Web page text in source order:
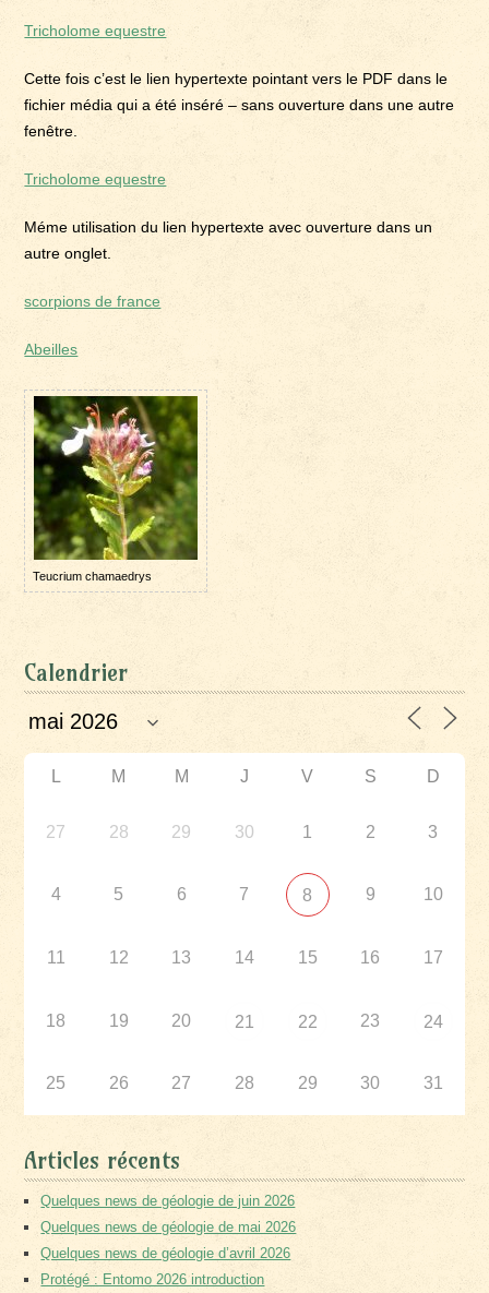
Tricholome equestre
Cette fois c’est le lien hypertexte pointant vers le PDF dans le
fichier média qui a été inséré – sans ouverture dans une autre
fenêtre.
Tricholome equestre
Méme utilisation du lien hypertexte avec ouverture dans un
autre onglet.
scorpions de france
Abeilles
Teucrium chamaedrys
Calendrier
L M M J V S D
27 28 29 30 1 2 3
4 5 6 7 8 9 10
11 12 13 14 15 16 17
18 19 20 21 22 23 24
25 26 27 28 29 30 31
Articles récents
Quelques news de géologie de juin 2026
Quelques news de géologie de mai 2026
Quelques news de géologie d’avril 2026
Protégé : Entomo 2026 introduction